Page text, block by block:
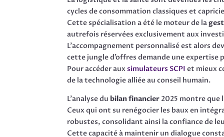
cycles de consommation classiques et
Cette spécialisation a été le moteur de la
autrefois réservées exclusivement aux
L’accompagnement personnalisé est alors
cette jungle d’offres demande une expertise
Pour accéder auxsimulateurs SCPI et mieux
de la technologie alliée au conseil humain.
L’analyse du bilan financier2025 montre que
Ceux qui ont su renégocier les baux en
robustes, consolidant ainsi la confiance de
Cette capacité à maintenir un dialogue